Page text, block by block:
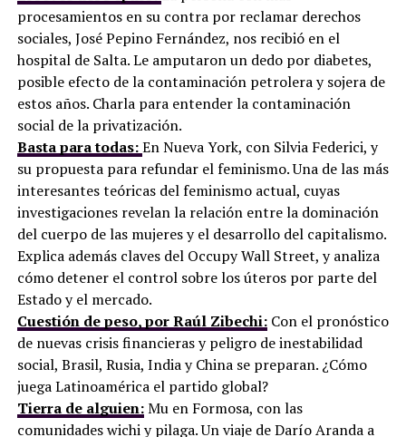
procesamientos en su contra por reclamar derechos
sociales, José Pepino Fernández, nos recibió en el
hospital de Salta. Le amputaron un dedo por diabetes,
posible efecto de la contaminación petrolera y sojera de
estos años. Charla para entender la contaminación
social de la privatización.
Basta para todas:En Nueva York, con Silvia Federici, y
su propuesta para refundar el feminismo. Una de las más
interesantes teóricas del feminismo actual, cuyas
investigaciones revelan la relación entre la dominación
del cuerpo de las mujeres y el desarrollo del capitalismo.
Explica además claves del Occupy Wall Street, y analiza
cómo detener el control sobre los úteros por parte del
Estado y el mercado.
Cuestión de peso, por Raúl Zibechi:Con el pronóstico
de nuevas crisis financieras y peligro de inestabilidad
social, Brasil, Rusia, India y China se preparan. ¿Cómo
juega Latinoamérica el partido global?
Tierra de alguien:Mu en Formosa, con las
comunidades wichi y pilaga. Un viaje de Darío Aranda a